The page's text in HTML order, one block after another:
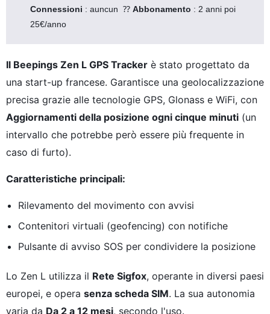
Connessioni : auncun  ⁇ Abbonamento : 2 anni poi
25€/anno
Il Beepings Zen L GPS Tracker è stato progettato da
una start-up francese. Garantisce una geolocalizzazione
precisa grazie alle tecnologie GPS, Glonass e WiFi, con
Aggiornamenti della posizione ogni cinque minuti (un
intervallo che potrebbe però essere più frequente in
caso di furto).
Caratteristiche principali:
Rilevamento del movimento con avvisi
Contenitori virtuali (geofencing) con notifiche
Pulsante di avviso SOS per condividere la posizione
Lo Zen L utilizza il Rete Sigfox, operante in diversi paesi
europei, e opera senza scheda SIM. La sua autonomia
varia da Da 2 a 12 mesi, secondo l'uso.